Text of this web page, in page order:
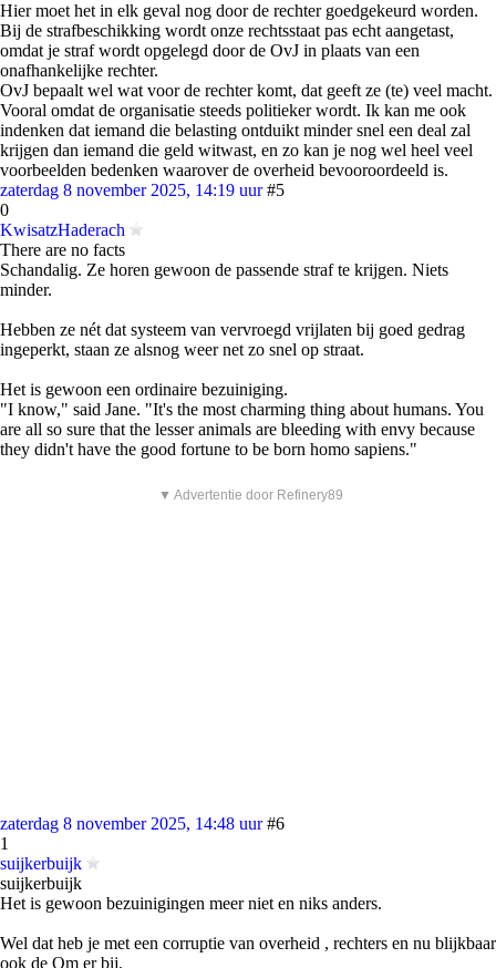
Hier moet het in elk geval nog door de rechter goedgekeurd worden.
Bij de strafbeschikking wordt onze rechtsstaat pas echt aangetast,
omdat je straf wordt opgelegd door de OvJ in plaats van een
onafhankelijke rechter.
OvJ bepaalt wel wat voor de rechter komt, dat geeft ze (te) veel macht.
Vooral omdat de organisatie steeds politieker wordt. Ik kan me ook
indenken dat iemand die belasting ontduikt minder snel een deal zal
krijgen dan iemand die geld witwast, en zo kan je nog wel heel veel
voorbeelden bedenken waarover de overheid bevooroordeeld is.
zaterdag 8 november 2025, 14:19 uur #5
0
KwisatzHaderach
There are no facts
Schandalig. Ze horen gewoon de passende straf te krijgen. Niets
minder.
Hebben ze nét dat systeem van vervroegd vrijlaten bij goed gedrag
ingeperkt, staan ze alsnog weer net zo snel op straat.
Het is gewoon een ordinaire bezuiniging.
"I know," said Jane. "It's the most charming thing about humans. You
are all so sure that the lesser animals are bleeding with envy because
they didn't have the good fortune to be born homo sapiens."
▼ Advertentie door Refinery89
zaterdag 8 november 2025, 14:48 uur #6
1
suijkerbuijk
suijkerbuijk
Het is gewoon bezuinigingen meer niet en niks anders.
Wel dat heb je met een corruptie van overheid , rechters en nu blijkbaar
ook de Om er bij.